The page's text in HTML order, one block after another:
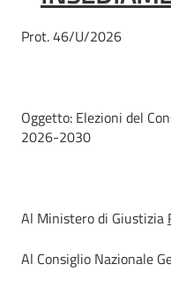
Prot. 46/U/2026
Oggetto: Elezioni del
2026-2030
Al Ministero di Giustizia
Al Consiglio Nazionale